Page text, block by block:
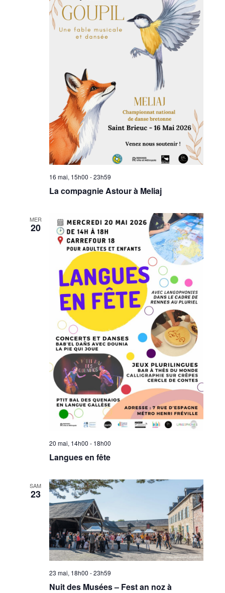
16 mai, 15h00 -23h59
La compagnie Astour à Meliaj
MER
20
20 mai, 14h00 - 18h00
Langues en fête
SAM
23
23 mai, 18h00 -23h59
Nuit des Musées – Fest an noz à